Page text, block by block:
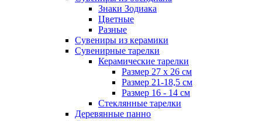
Знаки Зодиака
Цветные
Разные
Сувениры из керамики
Сувенирные тарелки
Керамические тарелки
Размер 27 х 26 см
Размер 21-18,5 см
Размер 16 - 14 см
Стеклянные тарелки
Деревянные панно